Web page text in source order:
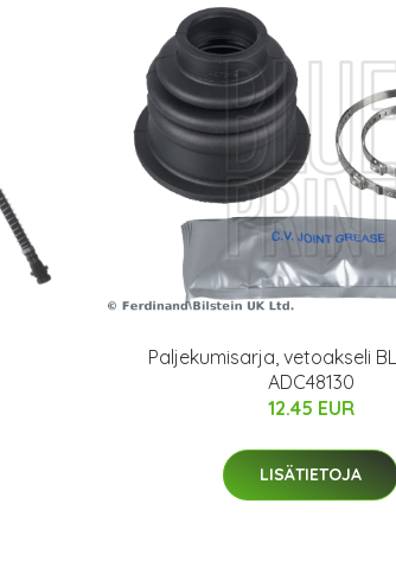
Paljekumisarja, vetoakseli
ADC48130
12.45 EUR
LISÄTIETOJA